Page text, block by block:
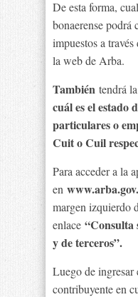
De esta forma,
bonaerense podrá
impuestos a
la web de Arba.
También tendrá
cuál es el estado
particulares o
Cuit o Cuil
Para acceder a la
en
margen izquierdo
enlace “Consulta
y de terceros”.
Luego de
contribuyente en